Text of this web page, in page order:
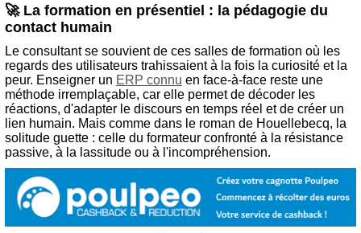
🚀 La formation en présentiel : la pédagogie du
contact humain
Le consultant se souvient de ces salles de formation où les
regards des utilisateurs trahissaient à la fois la curiosité et la
peur. Enseigner un ERP connu en face-à-face reste une
méthode irremplaçable, car elle permet de décoder les
réactions, d'adapter le discours en temps réel et de créer un
lien humain. Mais comme dans le roman de Houellebecq, la
solitude guette : celle du formateur confronté à la résistance
passive, à la lassitude ou à l'incompréhension.